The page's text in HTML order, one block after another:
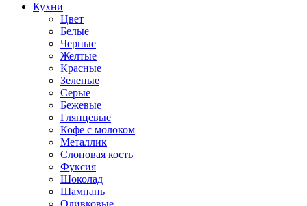
Кухни
Цвет
Белые
Черные
Желтые
Красные
Зеленые
Серые
Бежевые
Глянцевые
Кофе с молоком
Металлик
Слоновая кость
Фуксия
Шоколад
Шампань
Оливковые